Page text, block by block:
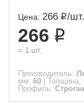
Цена: 266 /шт.
266
= 1 шт.
Производитель:
мм: 60 Толщина,
Профиль: